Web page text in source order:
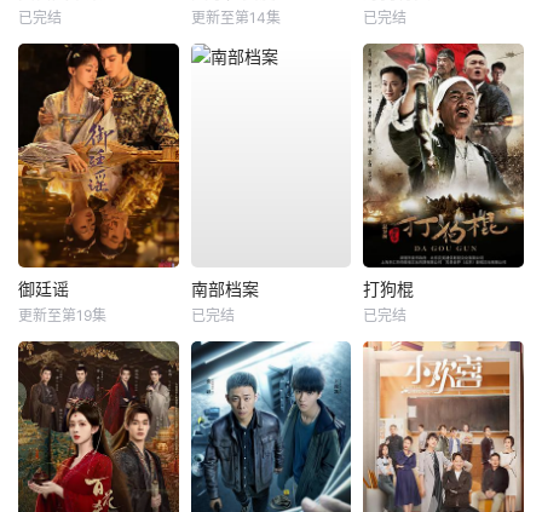
已完结 更新至第14集 已完结
御廷谣
更新至第19集
南部档案
已完结
打狗棍
已完结